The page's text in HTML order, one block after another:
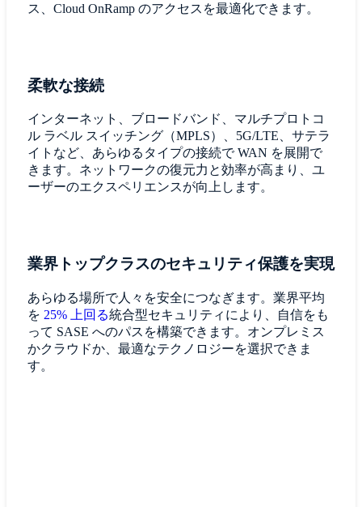
ス、Cloud OnRamp のアクセスを最適化できます。
柔軟な接続
インターネット、ブロードバンド、マルチプロトコ
ル ラベル スイッチング（MPLS）、5G/LTE、サテラ
イトなど、あらゆるタイプの接続で WAN を展開で
きます。ネットワークの復元力と効率が高まり、ユ
ーザーのエクスペリエンスが向上します。
業界トップクラスのセキュリティ保護を実現
あらゆる場所で人々を安全につなぎます。業界平均
を 25% 上回る統合型セキュリティにより、自信をも
って SASE へのパスを構築できます。オンプレミス
かクラウドか、最適なテクノロジーを選択できま
す。